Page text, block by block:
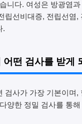
니다. 여성은 방광염
립선비대증, 전립선염,
.
떤 검사를 받게
검사가 가장 기본이며,
양한 정밀 검사를 통